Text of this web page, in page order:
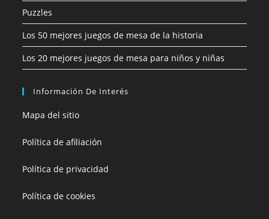
Puzzles
Los 50 mejores juegos de mesa de la historia
Los 20 mejores juegos de mesa para niños y niñas
Información De Interés
Mapa del sitio
Política de afiliación
Política de privacidad
Política de cookies